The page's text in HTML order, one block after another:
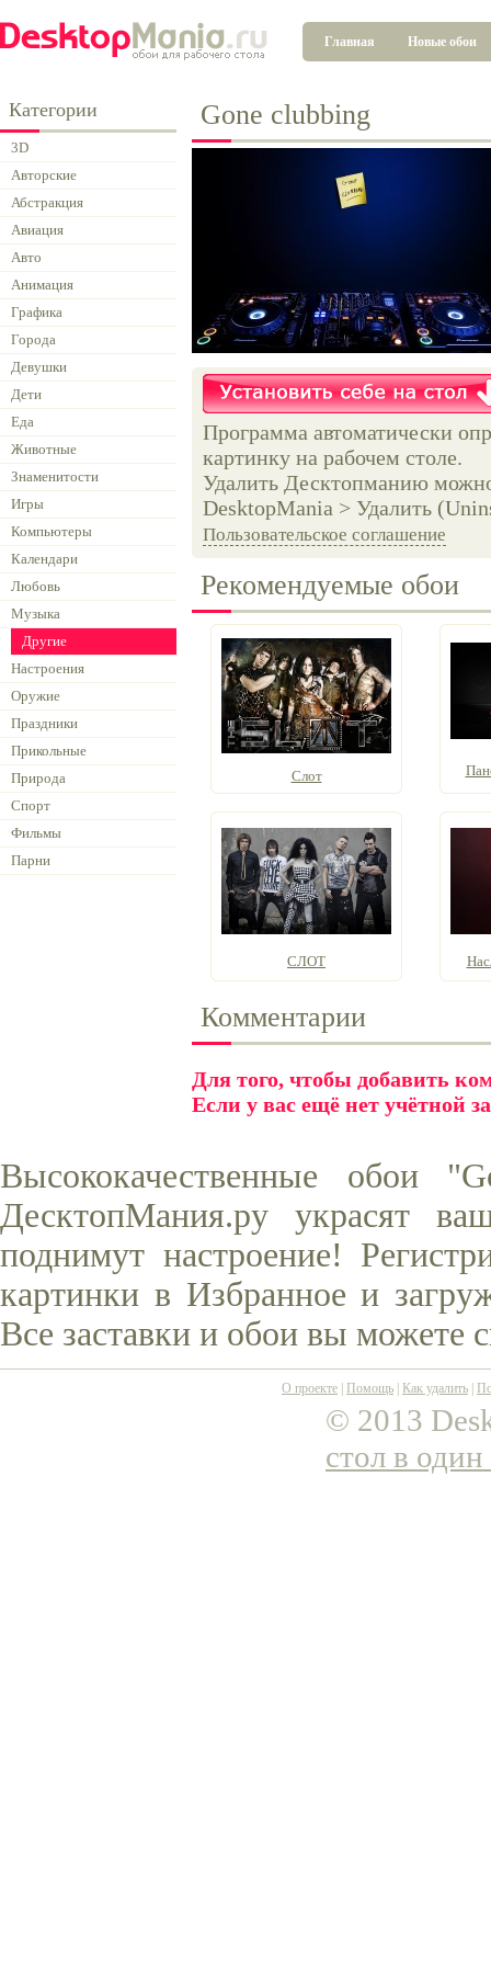
Главная Новые обои
Категории
3D
Авторские
Абстракция
Авиация
Авто
Анимация
Графика
Города
Девушки
Дети
Еда
Животные
Знаменитости
Игры
Компьютеры
Календари
Любовь
Музыка
Другие
Настроения
Оружие
Праздники
Прикольные
Природа
Спорт
Фильмы
Парни
Gone clubbing
Программа автоматически
картинку на рабочем столе.
Удалить Десктопманию
DesktopMania > Удалить
Пользовательское соглашение
Рекомендуемые обои
Слот
СЛОТ
Комментарии
Для того, чтобы добавить
Если у вас ещё нет учётной
Высококачественные обои
ДесктопМания.ру украсят
поднимут настроение!
картинки в Избранное и
Все заставки и обои вы можете
О проекте Помощь Как удалить
© 2013
стол в